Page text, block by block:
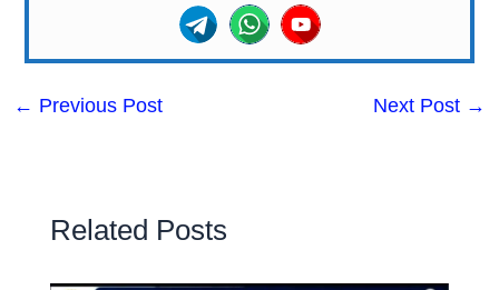
← Previous Post Next Post →
Related Posts